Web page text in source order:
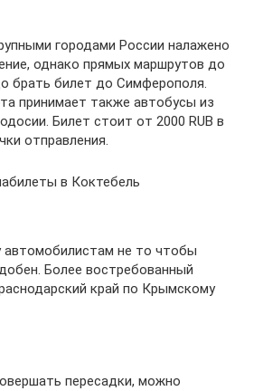
городами России налажено
однако прямых маршрутов до
брать билет до Симферополя.
принимает также автобусы из
Билет стоит от 2000 RUB в
отправления.
в Коктебель
автомобилистам не то чтобы
Более востребованный
край по Крымскому
пересадки, можно